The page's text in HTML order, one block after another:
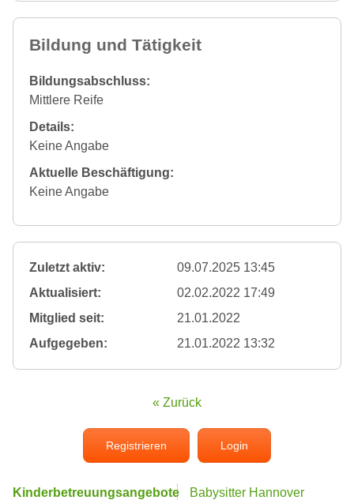
Bildung und Tätigkeit
Bildungsabschluss:
Mittlere Reife
Details:
Keine Angabe
Aktuelle Beschäftigung:
Keine Angabe
Zuletzt aktiv:
09.07.2025 13:45
Aktualisiert:
02.02.2022 17:49
Mitglied seit:
21.01.2022
Aufgegeben:
21.01.2022 13:32
« Zurück
Registrieren Login
Kinderbetreuungsangebote
Babysitter Hannover